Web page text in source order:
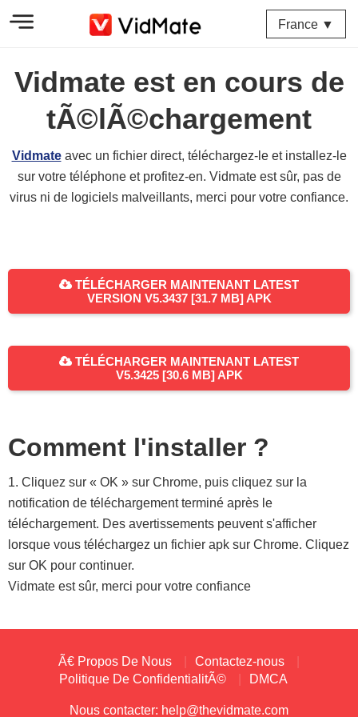
France ▼
Vidmate est en cours de
tÃ©lÃ©chargement
Vidmate avec un fichier direct, téléchargez-le et installez-le
sur votre téléphone et profitez-en. Vidmate est sûr, pas de
virus ni de logiciels malveillants, merci pour votre confiance.
TÉLÉCHARGER MAINTENANT LATEST
VERSION V5.3437 [31.7 MB] APK
TÉLÉCHARGER MAINTENANT LATEST
V5.3425 [30.6 MB] APK
Comment l'installer ?
1. Cliquez sur « OK » sur Chrome, puis cliquez sur la
notification de téléchargement terminé après le
téléchargement. Des avertissements peuvent s'afficher
lorsque vous téléchargez un fichier apk sur Chrome. Cliquez
sur OK pour continuer.
Vidmate est sûr, merci pour votre confiance
Ã€ Propos De Nous
Contactez-nous
Politique De ConfidentialitÃ©
DMCA
Nous contacter: help@thevidmate.com